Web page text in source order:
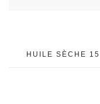
HUILE SÈCHE